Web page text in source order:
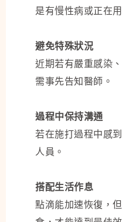
是有慢性病或正在
避免特殊狀況
近期若有嚴重感染
需事先告知醫師。
過程中保持溝通
若在施打過程中感
人員。
搭配生活作息
點滴能加速恢復，